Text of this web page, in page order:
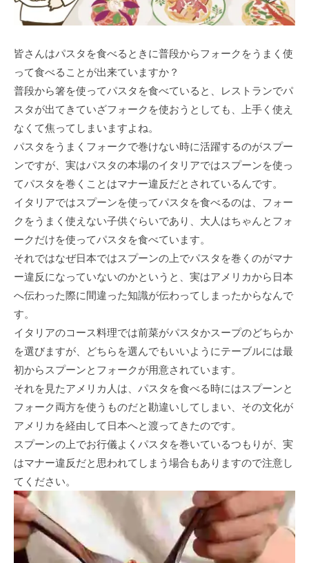
皆さんはパスタを食べるときに普段からフォークをうまく使
って食べることが出来ていますか？
普段から箸を使ってパスタを食べていると、レストランでパ
スタが出てきていざフォークを使おうとしても、上手く使え
なくて焦ってしまいますよね。
パスタをうまくフォークで巻けない時に活躍するのがスプー
ンですが、実はパスタの本場のイタリアではスプーンを使っ
てパスタを巻くことはマナー違反だとされているんです。
イタリアではスプーンを使ってパスタを食べるのは、フォー
クをうまく使えない子供ぐらいであり、大人はちゃんとフォ
ークだけを使ってパスタを食べています。
それではなぜ日本ではスプーンの上でパスタを巻くのがマナ
ー違反になっていないのかというと、実はアメリカから日本
へ伝わった際に間違った知識が伝わってしまったからなんで
す。
イタリアのコース料理では前菜がパスタかスープのどちらか
を選びますが、どちらを選んでもいいようにテーブルには最
初からスプーンとフォークが用意されています。
それを見たアメリカ人は、パスタを食べる時にはスプーンと
フォーク両方を使うものだと勘違いしてしまい、その文化が
アメリカを経由して日本へと渡ってきたのです。
スプーンの上でお行儀よくパスタを巻いているつもりが、実
はマナー違反だと思われてしまう場合もありますので注意し
てください。